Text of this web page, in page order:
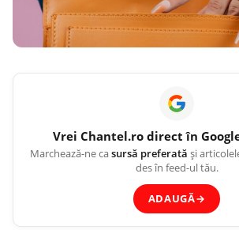
Vrei Chantel.rodirect în
Marchează-ne casursă preferată și
des în feed-ul tău.
ADAUGĂ→